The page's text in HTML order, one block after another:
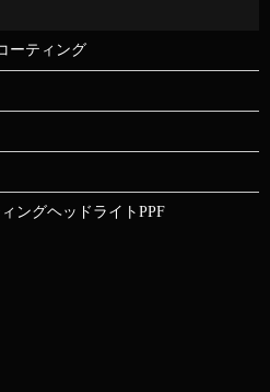
ーティング
ングヘッドライトPPF